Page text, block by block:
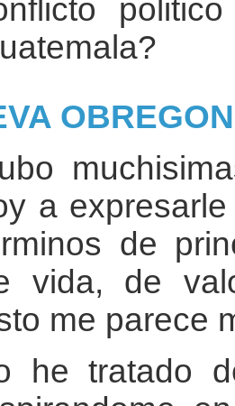
OBREGON
a
de
vida, de
me parece
he tratado